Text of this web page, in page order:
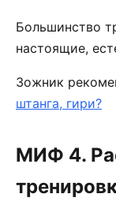
Большинство
настоящие,
Зожник
штанга, гири?
МИФ 4.